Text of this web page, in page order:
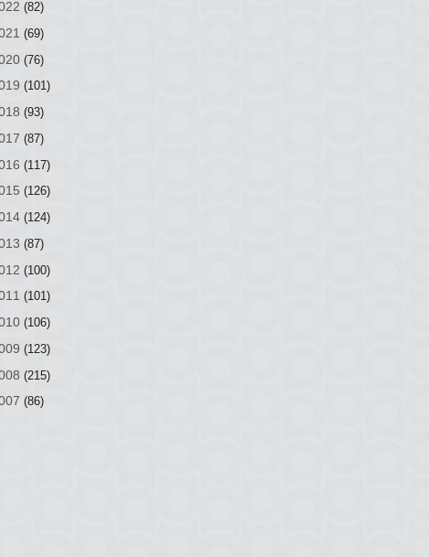
(82)
(69)
(76)
(101)
(93)
(87)
(117)
(126)
(124)
(87)
(100)
(101)
(106)
(123)
(215)
(86)